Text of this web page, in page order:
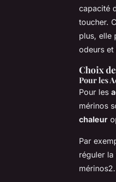
capacité
toucher.
plus, elle
odeurs et
Choix
Pour les
Pour les
mérinos
chaleur
Par
réguler
mérinos2.